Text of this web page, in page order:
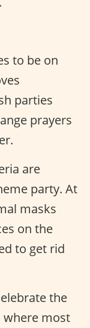
to be on
parties
prayers
are
party. At
masks
on the
to get rid
the
where most